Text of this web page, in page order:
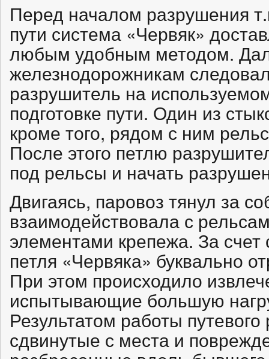
Перед началом разрушения
пути система «Червяк»
любым удобным методом.
железнодорожникам
разрушитель на
подготовке пути. Один из
кроме того, рядом с ним
После этого петлю
под рельсы и начать
Двигаясь, паровоз тянул за
взаимодействовала с
элементами крепежа. За
петля «Червяка» буквально
При этом происходило
испытывающие большую
Результатом работы
сдвинутые с места и